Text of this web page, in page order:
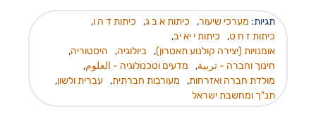
תגיות: מערכי שיעור, כיתות א ב ג, כיתות ד ה ו,
כיתות ז ח ט, כיתות י יא יב,
אומנויות (יצירה קולנוע תאטרון), ביולוגיה, היסטוריה,
חינוך וחברה - تربية, מדעים וטכנולוגיה - العلوم,
מולדת חברה ואזרחות, מעורבות חברתית, עברית ולשון,
תנ"ך ומחשבת ישראל